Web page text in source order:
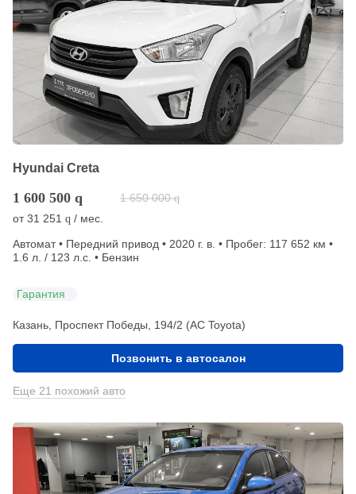
Hyundai Creta
1 600 500 q 1 650 000 q
от31 251 q / мес.
Автомат • Передний привод • 2020 г. в. • Пробег: 117 652 км •
1.6 л. / 123 л.с. • Бензин
Гарантия
Казань, Проспект Победы, 194/2 (АС Toyota)
Позвонить в автосалон
Еще 21 похожий авто